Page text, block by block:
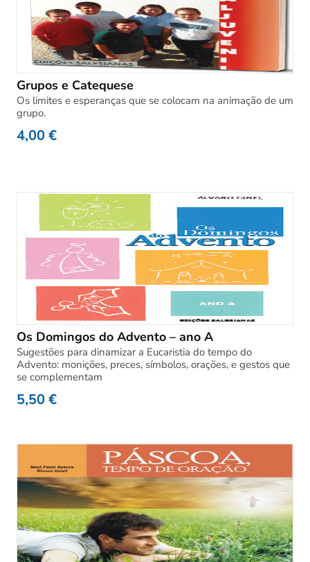
Grupos e Catequese
Os limites e esperanças que se colocam na animação de um
grupo.
4,00€
Os Domingos do Advento – ano A
Sugestões para dinamizar a Eucaristia do tempo do
Advento: monições, preces, símbolos, orações, e gestos que
se complementam
5,50€